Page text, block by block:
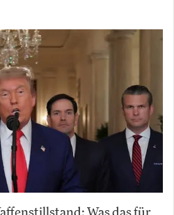
Was das für